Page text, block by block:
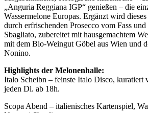
„Anguria Reggiana IGP“ genießen – die
Wassermelone Europas. Ergänzt wird
durch erfrischenden Prosecco vom Fass
Sbagliato, zubereitet mit hausgemachtem
mit dem Bio-Weingut Göbel aus Wien und
Nonino.
Highlights der Melonenhalle:
Italo Scheibn – feinste Italo Disco, kuratiert
jeden Di. ab 18h.
Scopa Abend – italienisches Kartenspiel,